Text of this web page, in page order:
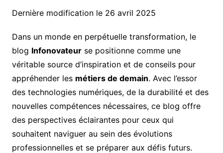
Dernière modification le 26 avril 2025
Dans un monde en perpétuelle transformation, le
blog Infonovateurse positionne comme une
véritable source d’inspiration et de conseils pour
appréhender les métiers de demain. Avec l’essor
des technologies numériques, de la durabilité et des
nouvelles compétences nécessaires, ce blog offre
des perspectives éclairantes pour ceux qui
souhaitent naviguer au sein des évolutions
professionnelles et se préparer aux défis futurs.